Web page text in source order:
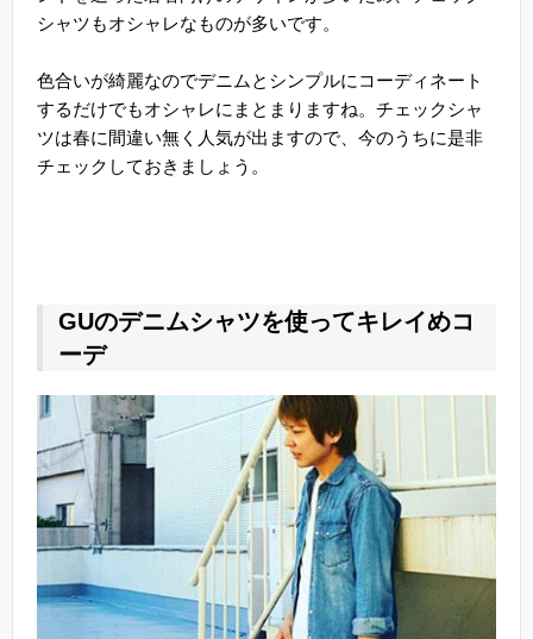
シャツもオシャレなものが多いです。
色合いが綺麗なのでデニムとシンプルにコーディネート
するだけでもオシャレにまとまりますね。チェックシャ
ツは春に間違い無く人気が出ますので、今のうちに是非
チェックしておきましょう。
GUのデニムシャツを使ってキレイめコ
ーデ